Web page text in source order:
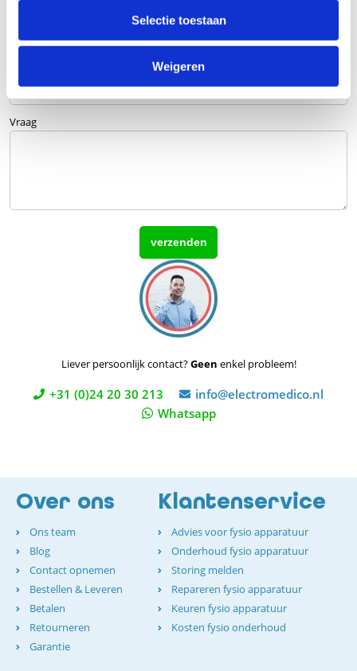
Selectie toestaan
Weigeren
Vraag
Liever persoonlijk contact?Geen enkel probleem!
+31 (0)24 20 30 213
info@electromedico.nl
Whatsapp
Over ons
Ons team
Blog
Contact opnemen
Bestellen & Leveren
Betalen
Retourneren
Garantie
Klantenservice
Advies voor fysio apparatuur
Onderhoud fysio apparatuur
Storing melden
Repareren fysio apparatuur
Keuren fysio apparatuur
Kosten fysio onderhoud